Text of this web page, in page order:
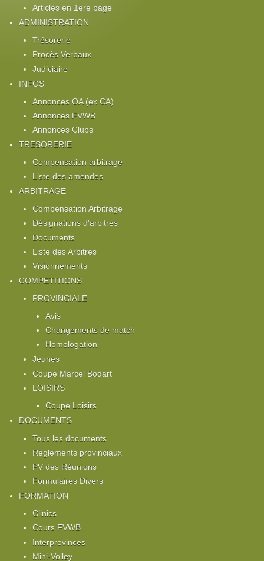
Articles en 1ère page
ADMINISTRATION
Trésorerie
Procès Verbaux
Judiciaire
INFOS
Annonces OA (ex CA)
Annonces FVWB
Annonces Clubs
TRESORERIE
Compensation arbitrage
Liste des amendes
ARBITRAGE
Compensation Arbitrage
Désignations d'arbitres
Documents
Liste des Arbitres
Visionnements
COMPETITIONS
PROVINCIALE
Avis
Changements de match
Homologation
Jeunes
Coupe Marcel Bodart
LOISIRS
Coupe Loisirs
DOCUMENTS
Tous les documents
Règlements provinciaux
PV des Réunions
Formulaires Divers
FORMATION
Clinics
Cours FVWB
Interprovinces
Mini-Volley